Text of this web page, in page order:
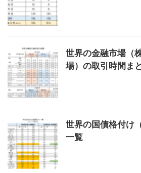
世界の金融市場（
場）の取引時間ま
世界の国債格付け
一覧